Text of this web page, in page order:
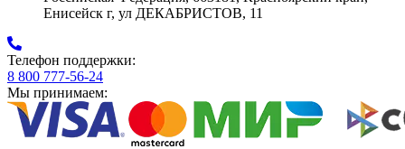
Енисейск г, ул ДЕКАБРИСТОВ, 11
Телефон поддержки:
8 800 777-56-24
Мы принимаем: